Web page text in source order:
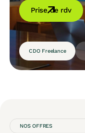
CDO Freelance
Prise de rdv
NOS OFFRES